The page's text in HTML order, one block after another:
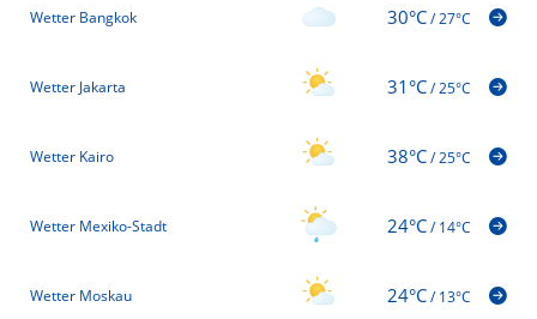
Wetter Bangkok 30°C/27°C
Wetter Jakarta 31°C/25°C
Wetter Kairo 38°C/25°C
Wetter Mexiko-Stadt 24°C/14°C
Wetter Moskau 24°C/13°C